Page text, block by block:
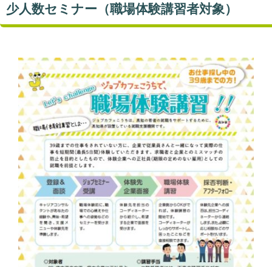
少人数セミナー（職場体験講習者対象）